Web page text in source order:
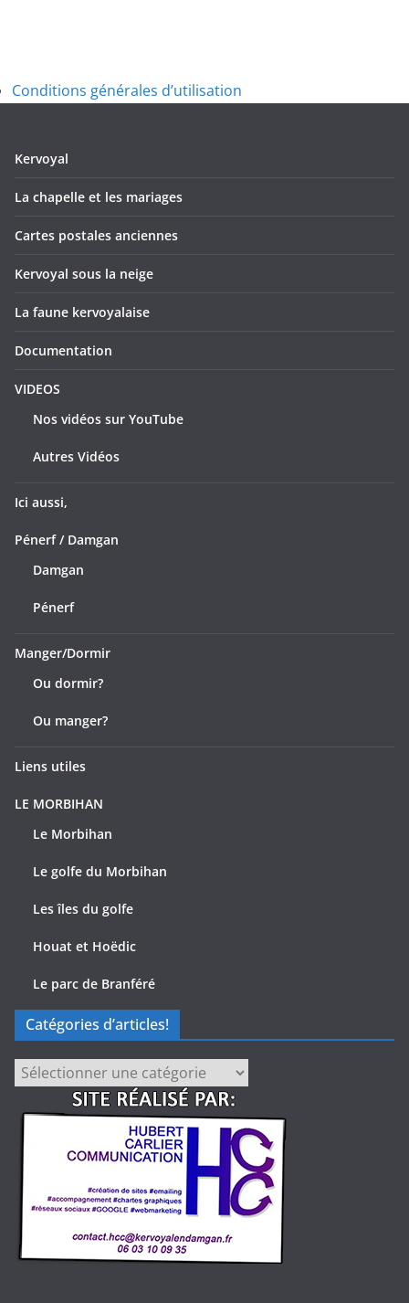
Conditions générales d’utilisation
Kervoyal
La chapelle et les mariages
Cartes postales anciennes
Kervoyal sous la neige
La faune kervoyalaise
Documentation
VIDEOS
Nos vidéos sur YouTube
Autres Vidéos
Ici aussi,
Pénerf / Damgan
Damgan
Pénerf
Manger/Dormir
Ou dormir?
Ou manger?
Liens utiles
LE MORBIHAN
Le Morbihan
Le golfe du Morbihan
Les îles du golfe
Houat et Hoëdic
Le parc de Branféré
Catégories d’articles!
Catégories